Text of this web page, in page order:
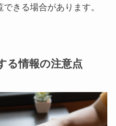
きる場合があります。
る情報の注意点